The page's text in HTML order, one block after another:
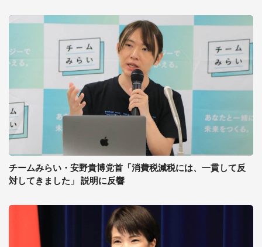
チームみらい・安野貴博党首「消費税減税には、一貫して反
対してきました」 説明に反響